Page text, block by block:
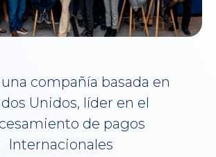
compañía basada en
Unidos, líder en el
de pagos
Internacionales